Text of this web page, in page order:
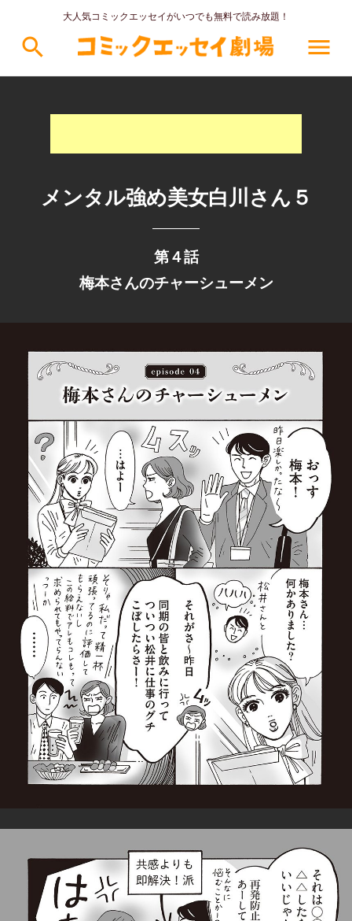
大人気コミックエッセイがいつでも無料で読み放題！
search menu
メンタル強め美女白川さん５
第４話
梅本さんのチャーシューメン